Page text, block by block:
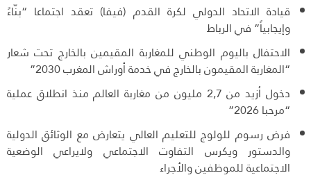
قيادة الاتحاد الدولي لكرة القدم (فيفا) تعقد اجتماعا “بنّاءً
وإيجابياً” في الرباط
الاحتفال باليوم الوطني للمغاربة المقيمين بالخارج تحت شعار
“المغاربة المقيمون بالخارج في خدمة أوراش المغرب 2030”
دخول أزيد من 2,7 مليون من مغاربة العالم منذ انطلاق عملية
“مرحبا 2026”
فرض رسوم للولوج للتعليم العالي يتعارض مع الوثائق الدولية
والدستور ويكرس التفاوت الاجتماعي ولايراعي الوضعية
الاجتماعية للموظفين والأجراء